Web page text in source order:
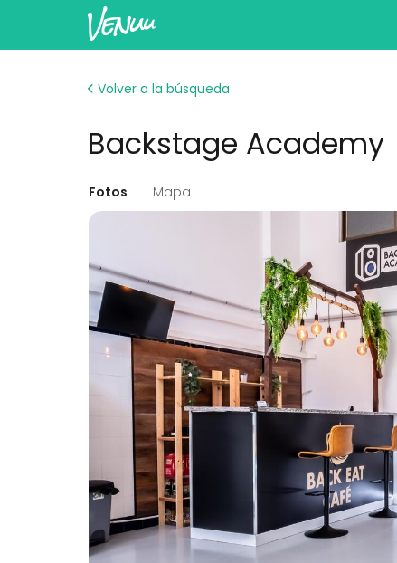
Volver a la búsqueda
Backstage Academy
Fotos Mapa